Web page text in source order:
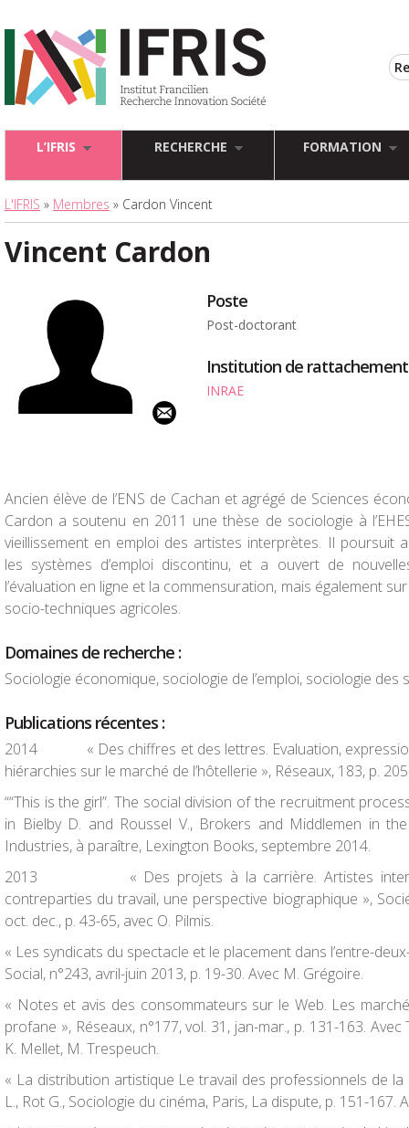
L’IFRIS RECHERCHE FORMATION
L'IFRIS » Membres » Cardon Vincent
Vincent Cardon
Poste
Post-doctorant
Institution de rattachement
INRAE
Ancien élève de l’ENS de Cachan et agrégé de Sciences
Cardon a soutenu en 2011 une thèse de sociologie à
vieillissement en emploi des artistes interprètes. Il poursuit
les systèmes d’emploi discontinu, et a ouvert de
l’évaluation en ligne et la commensuration, mais également
socio-techniques agricoles.
Domaines de recherche :
Sociologie économique, sociologie de l’emploi, sociologie des
Publications récentes :
2014 « Des chiffres et des lettres. Evaluation,
hiérarchies sur le marché de l’hôtellerie », Réseaux, 183, p.
““This is the girl”. The social division of the recruitment
in Bielby D. and Roussel V., Brokers and Middlemen in
Industries, à paraître, Lexington Books, septembre 2014.
2013 « Des projets à la carrière. Artistes
contreparties du travail, une perspective biographique »,
oct. dec., p. 43-65, avec O. Pilmis.
« Les syndicats du spectacle et le placement dans l’entre-
Social, n°243, avril-juin 2013, p. 19-30. Avec M. Grégoire.
« Notes et avis des consommateurs sur le Web. Les
profane », Réseaux, n°177, vol. 31, jan-mar., p. 131-163. Avec
K. Mellet, M. Trespeuch.
« La distribution artistique Le travail des professionnels de
L., Rot G., Sociologie du cinéma, Paris, La dispute, p. 151-167.